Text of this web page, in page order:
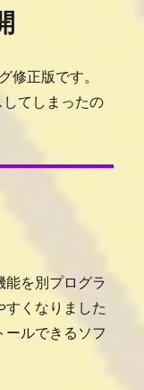
修正版です。
てしまったの
を別プログラ
すくなりました
ルできるソフ